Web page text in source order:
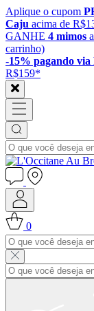
Aplique o cupom
Caju acima de
GANHE 4 mimos
carrinho)
-15% pagando via
R$159*
0